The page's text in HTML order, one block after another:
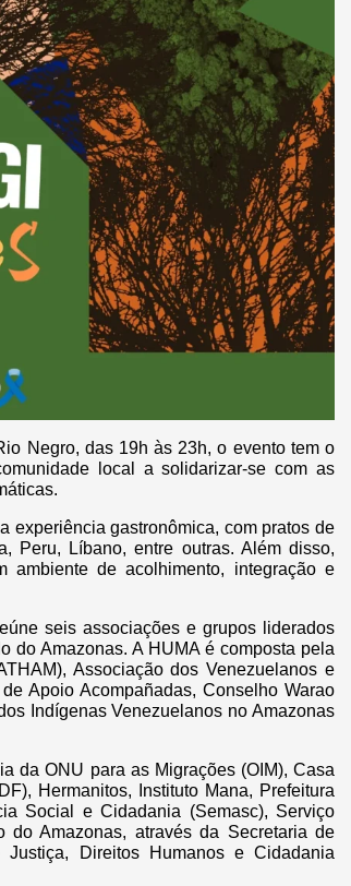
Negro, das 19h às 23h, o evento tem o
local a solidarizar-se com as
experiência gastronômica, com pratos de
Peru, Líbano, entre outras. Além disso,
ambiente de acolhimento, integração e
seis associações e grupos liderados
do Amazonas. A HUMA é composta pela
Associação dos Venezuelanos e
Apoio Acompañadas, Conselho Warao
Indígenas Venezuelanos no Amazonas
da ONU para as Migrações (OIM), Casa
Hermanitos, Instituto Mana, Prefeitura
Social e Cidadania (Semasc), Serviço
do Amazonas, através da Secretaria de
Direitos Humanos e Cidadania